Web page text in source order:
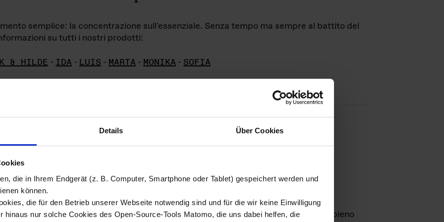
Details Über Cookies
die in Ihrem Endgerät (z. B. Computer, Smartphone oder Tablet) gespeichert werden und
können.
die für den Betrieb unserer Webseite notwendig sind und für die wir keine Einwilligung
hinaus nur solche Cookies des Open-Source-Tools Matomo, die uns dabei helfen, die
semplice: la concentrazione sull'essenziale. Senza tempo ma sempre al battito del
su tutti i nostri prodotti:
& HILDE - IDA - LUIS - MARTA - MONIKA - SOFIA
di immagini
materiale fotografico sono detenuti daDas ganze LebenGmbH e rimangono in pieno